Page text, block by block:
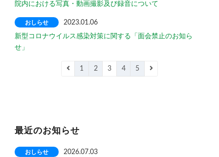
院内における写真・動画撮影及び録音について
おしらせ
2023.01.06
新型コロナウイルス感染対策に関する「面会禁止のお知ら
せ」
1 2 3 4 5
最近のお知らせ
おしらせ
2026.07.03